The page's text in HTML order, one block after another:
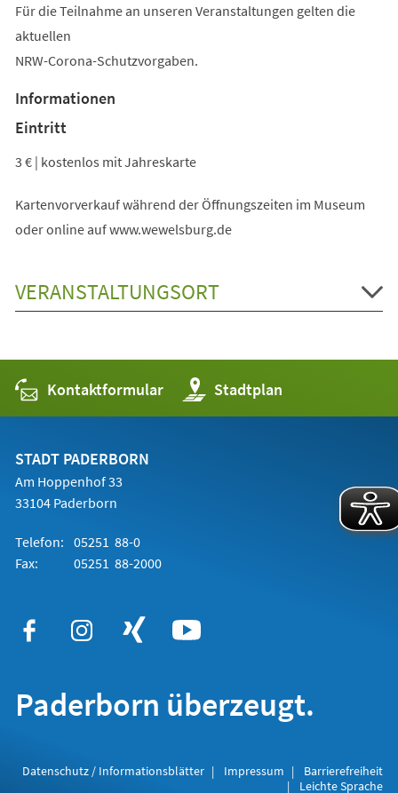
Für die Teilnahme an unseren Veranstaltungen gelten die
aktuellen
NRW-Corona-Schutzvorgaben.
Informationen
Eintritt
3 € | kostenlos mit Jahreskarte
Kartenvorverkauf während der Öffnungszeiten im Museum
oder online auf www.wewelsburg.de
VERANSTALTUNGSORT
Kontaktformular Stadtplan
(Öffnet
in
einem
STADT PADERBORN
Am Hoppenhof 33
33104 Paderborn
Telefon: 05251 88-0
Fax:
05251 88-2000
Paderborn überzeugt.
Datenschutz / Informationsblätter Impressum
Barrierefreiheit
Leichte Sprache